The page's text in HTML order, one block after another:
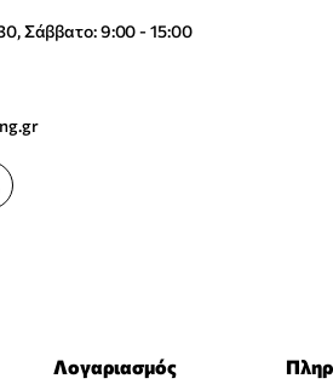
Σάββατο: 9:00 - 15:00
Λογαριασμός